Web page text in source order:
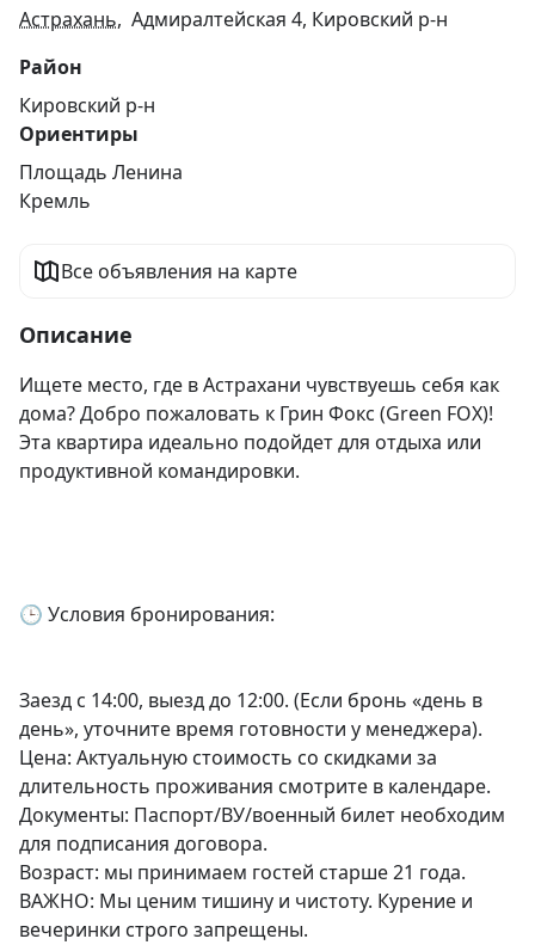
Астрахань, Адмиралтейская 4, Кировский р-н
Район
Кировский р-н
Ориентиры
Площадь Ленина
Кремль
Все объявления на карте
Описание
Ищете место, где в Астрахани чувствуешь себя как
дома? Добро пожаловать к Грин Фокс (Green FOX)!
Эта квартира идеально подойдет для отдыха или
продуктивной командировки.
🕒 Условия бронирования:
Заезд с 14:00, выезд до 12:00. (Если бронь «день в
день», уточните время готовности у менеджера).
Цена: Актуальную стоимость со скидками за
длительность проживания смотрите в календаре.
Документы: Паспорт/ВУ/военный билет необходим
для подписания договора.
Возраст: мы принимаем гостей старше 21 года.
ВАЖНО: Мы ценим тишину и чистоту. Курение и
вечеринки строго запрещены.